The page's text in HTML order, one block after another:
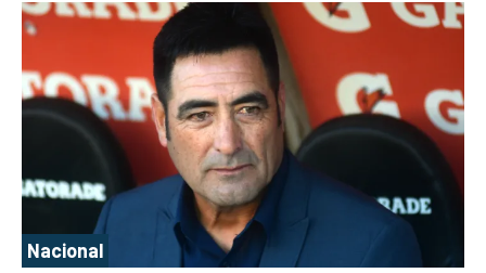
Nacional